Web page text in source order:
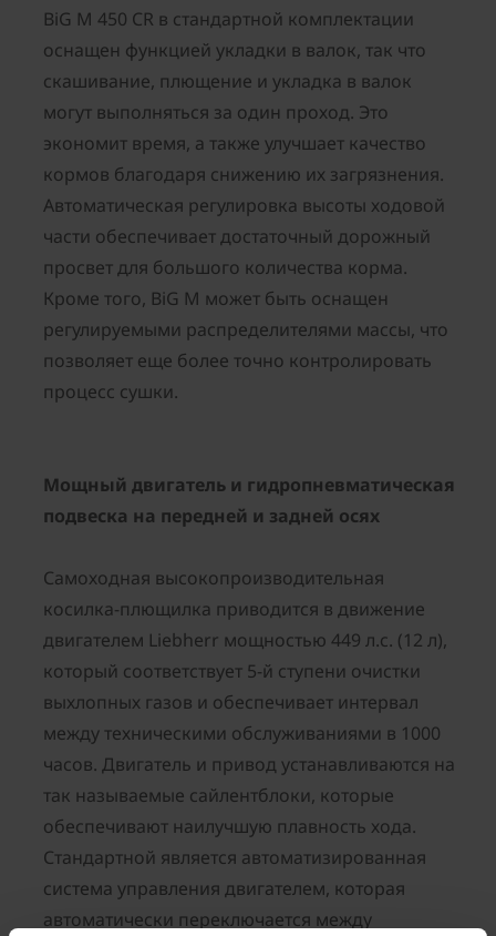
BiG M 450 CR в стандартной комплектации
оснащен функцией укладки в валок, так что
скашивание, плющение и укладка в валок
могут выполняться за один проход. Это
экономит время, а также улучшает качество
кормов благодаря снижению их загрязнения.
Автоматическая регулировка высоты ходовой
части обеспечивает достаточный дорожный
просвет для большого количества корма.
Кроме того, BiG M может быть оснащен
регулируемыми распределителями массы, что
позволяет еще более точно контролировать
процесс сушки.
Мощный двигатель и гидропневматическая
подвеска на передней и задней осях
Самоходная высокопроизводительная
косилка-плющилка приводится в движение
двигателем Liebherr мощностью 449 л.с. (12 л),
который соответствует 5-й ступени очистки
выхлопных газов и обеспечивает интервал
между техническими обслуживаниями в 1000
часов. Двигатель и привод устанавливаются на
так называемые сайлентблоки, которые
обеспечивают наилучшую плавность хода.
Стандартной является автоматизированная
система управления двигателем, которая
автоматически переключается между